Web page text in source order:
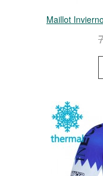
Maillot